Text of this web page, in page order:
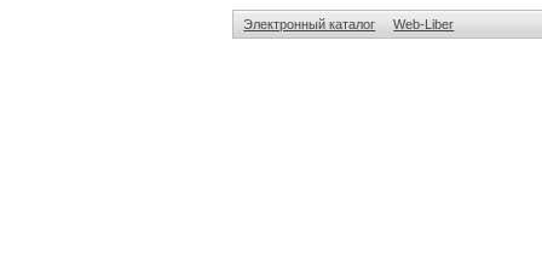
Электронный каталог Web-Liber